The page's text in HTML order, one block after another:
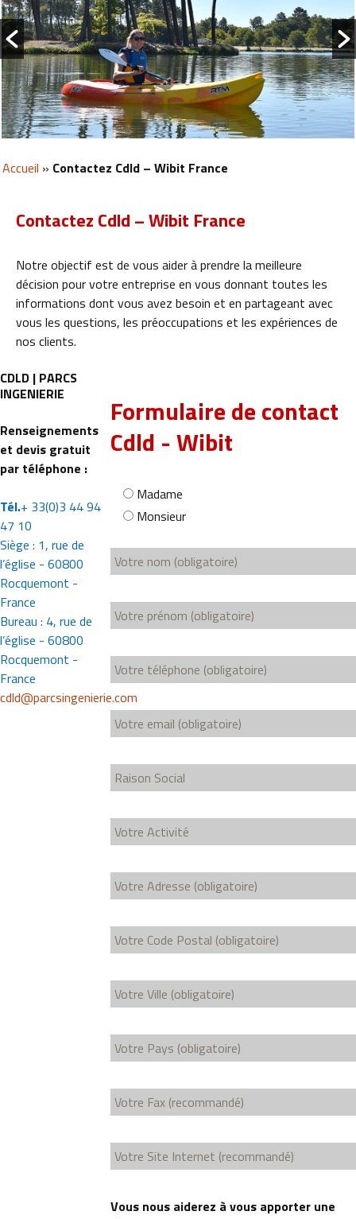
Accueil » Contactez Cdld – Wibit France
Contactez Cdld – Wibit France
Notre objectif est de vous aider à prendre la meilleure
décision pour votre entreprise en vous donnant toutes les
informations dont vous avez besoin et en partageant avec
vous les questions, les préoccupations et les expériences de
nos clients.
CDLD | PARCS
INGENIERIE
Renseignements
et devis gratuit
par téléphone :
Tél.+ 33(0)3 44 94
47 10
Siège : 1, rue de
l’église - 60800
Rocquemont -
France
Bureau : 4, rue de
l’église - 60800
Rocquemont -
France
cdld@parcsingenierie.com
Formulaire de contact
Cdld - Wibit
Madame
Monsieur
Vous nous aiderez à vous apporter une